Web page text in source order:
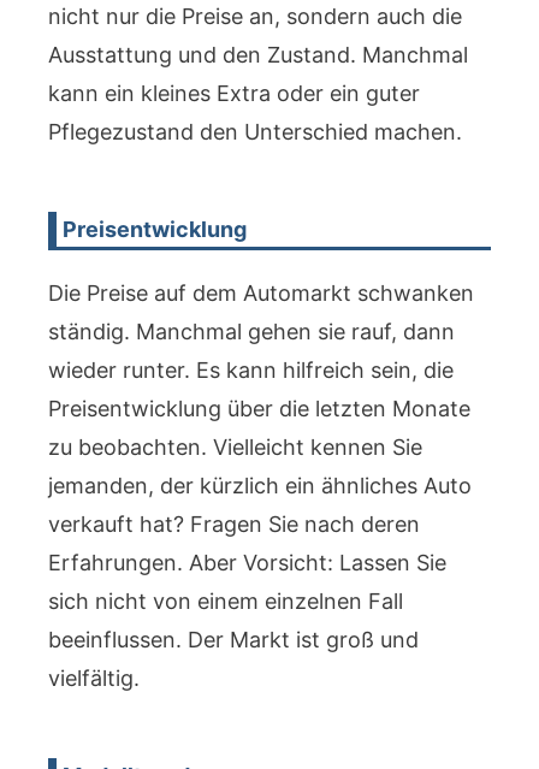
nicht nur die Preise an, sondern auch die
Ausstattung und den Zustand. Manchmal
kann ein kleines Extra oder ein guter
Pflegezustand den Unterschied machen.
Preisentwicklung
Die Preise auf dem Automarkt schwanken
ständig. Manchmal gehen sie rauf, dann
wieder runter. Es kann hilfreich sein, die
Preisentwicklung über die letzten Monate
zu beobachten. Vielleicht kennen Sie
jemanden, der kürzlich ein ähnliches Auto
verkauft hat? Fragen Sie nach deren
Erfahrungen. Aber Vorsicht: Lassen Sie
sich nicht von einem einzelnen Fall
beeinflussen. Der Markt ist groß und
vielfältig.